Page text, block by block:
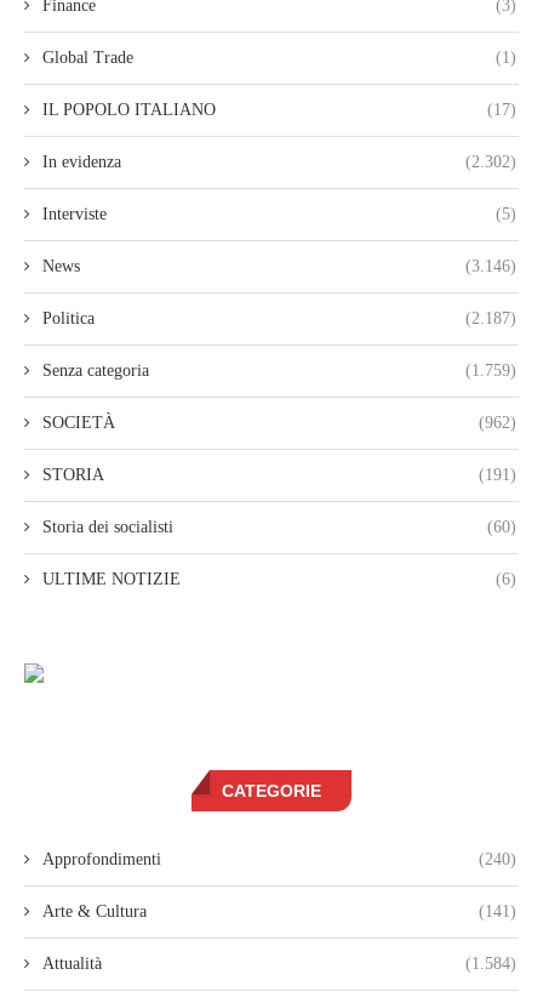
Finance (3)
Global Trade (1)
IL POPOLO ITALIANO (17)
In evidenza (2.302)
Interviste (5)
News (3.146)
Politica (2.187)
Senza categoria (1.759)
SOCIETÀ (962)
STORIA (191)
Storia dei socialisti (60)
ULTIME NOTIZIE (6)
CATEGORIE
Approfondimenti (240)
Arte & Cultura (141)
Attualità (1.584)